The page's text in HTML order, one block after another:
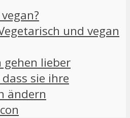
und vegan
gehen lieber
sie ihre
ändern